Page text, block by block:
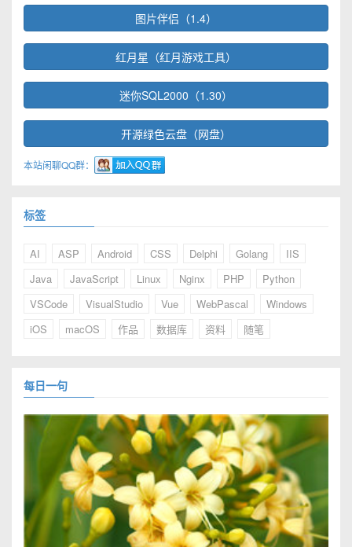
图片伴侣（1.4）
红月星（红月游戏工具）
迷你SQL2000（1.30）
开源绿色云盘（网盘）
本站闲聊QQ群：
标签
AI ASP Android CSS Delphi Golang
IIS
Java
JavaScript Linux Nginx PHP
Python
VSCode
VisualStudio Vue WebPascal
Windows
iOS
macOS 作品 数据库 资料 随笔
每日一句